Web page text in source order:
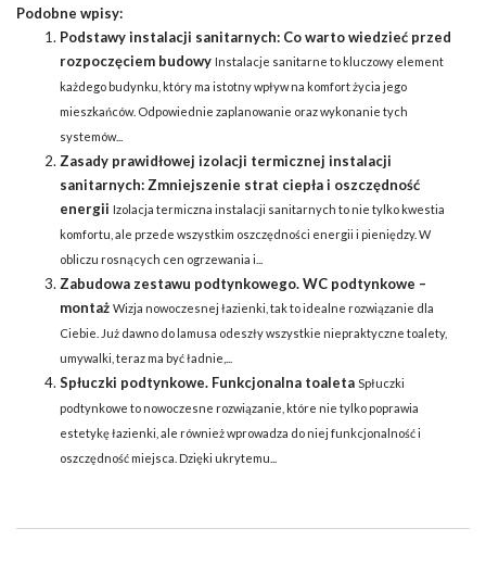
Podobne wpisy:
Podstawy instalacji sanitarnych: Co warto wiedzieć przed
rozpoczęciem budowy Instalacje sanitarne to kluczowy element
każdego budynku, który ma istotny wpływ na komfort życia jego
mieszkańców. Odpowiednie zaplanowanie oraz wykonanie tych
systemów...
Zasady prawidłowej izolacji termicznej instalacji
sanitarnych: Zmniejszenie strat ciepła i oszczędność
energii Izolacja termiczna instalacji sanitarnych to nie tylko kwestia
komfortu, ale przede wszystkim oszczędności energii i pieniędzy. W
obliczu rosnących cen ogrzewania i...
Zabudowa zestawu podtynkowego. WC podtynkowe –
montaż Wizja nowoczesnej łazienki, tak to idealne rozwiązanie dla
Ciebie. Już dawno do lamusa odeszły wszystkie niepraktyczne toalety,
umywalki, teraz ma być ładnie,...
Spłuczki podtynkowe. Funkcjonalna toaleta Spłuczki
podtynkowe to nowoczesne rozwiązanie, które nie tylko poprawia
estetykę łazienki, ale również wprowadza do niej funkcjonalność i
oszczędność miejsca. Dzięki ukrytemu...